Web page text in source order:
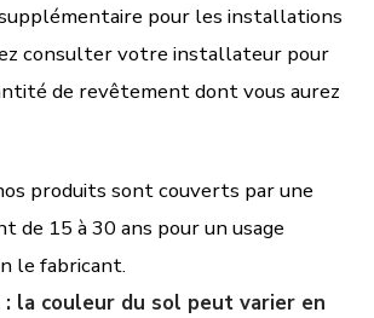
pour les installations
consulter votre installateur pour
de revêtement dont vous aurez
produits sont couverts par une
de 15 à 30 ans pour un usage
le fabricant.
la couleur du sol peut varier en